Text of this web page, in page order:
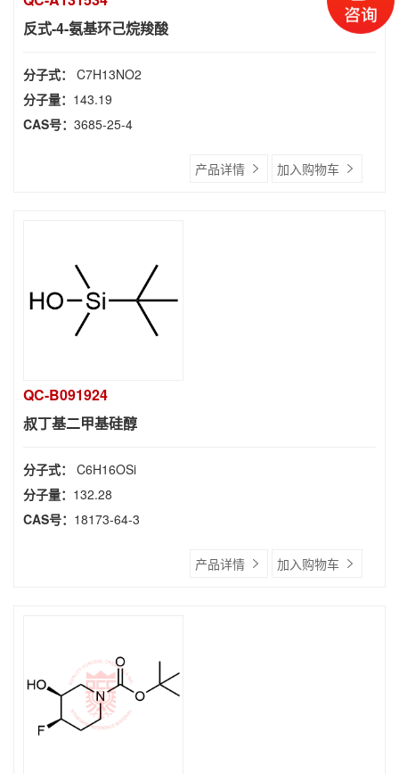
反式-4-氨基环己烷羧酸
分子式： C7H13NO2
分子量： 143.19
CAS号： 3685-25-4
产品详情 加入购物车
QC-B091924
叔丁基二甲基硅醇
分子式： C6H16OSi
分子量： 132.28
CAS号： 18173-64-3
产品详情 加入购物车